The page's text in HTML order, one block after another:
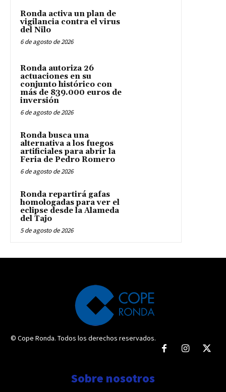
Ronda activa un plan de
vigilancia contra el virus
del Nilo
6 de agosto de 2026
Ronda autoriza 26
actuaciones en su
conjunto histórico con
más de 839.000 euros de
inversión
6 de agosto de 2026
Ronda busca una
alternativa a los fuegos
artificiales para abrir la
Feria de Pedro Romero
6 de agosto de 2026
Ronda repartirá gafas
homologadas para ver el
eclipse desde la Alameda
del Tajo
5 de agosto de 2026
© Cope Ronda. Todos los derechos reservados.
Sobre nosotros